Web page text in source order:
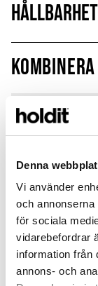
Denna
Vi använder
och
för sociala
vidarebefordrar
information från
annons- och
Hållbarhet
MagSafe Fit